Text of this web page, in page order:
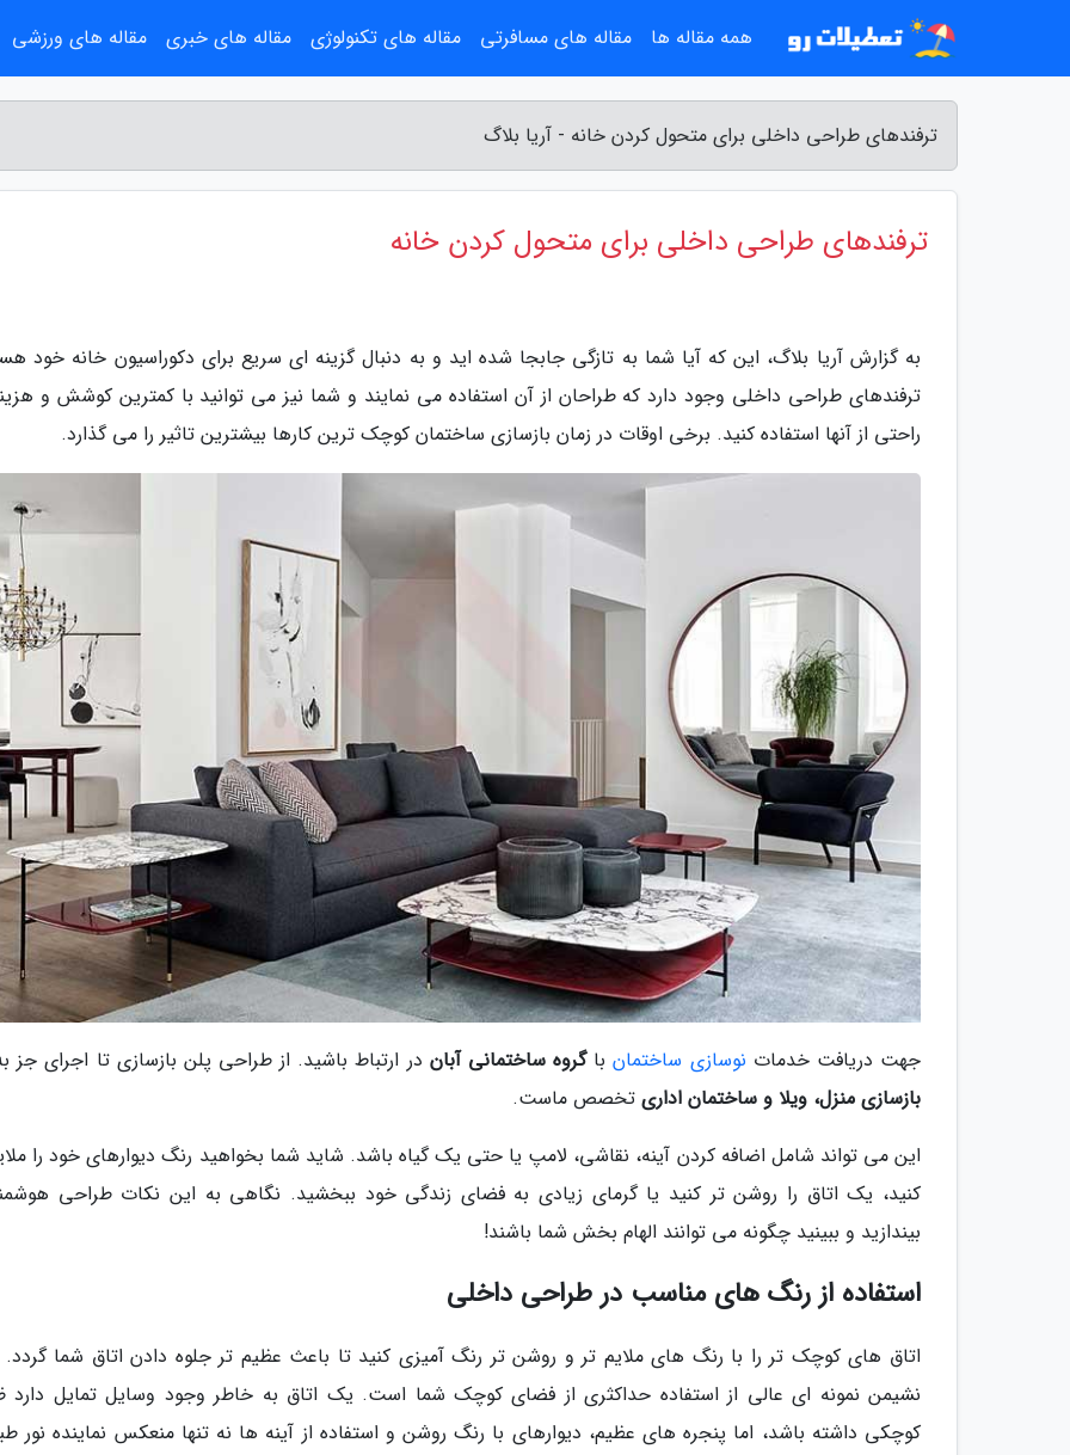
ترفندهای طراحی داخلی برای متحول کردن خانه - آریا بلاگ
ترفندهای طراحی داخلی برای متحول کردن خانه
به گزارش آریا بلاگ، این که آیا شما به تازگی جابجا شده اید و به دنبال گزینه ای سریع برای دکوراسیون خانه خود
ترفندهای طراحی داخلی وجود دارد که طراحان از آن استفاده می نمایند و شما نیز می توانید با کمترین کوشش و
راحتی از آنها استفاده کنید. برخی اوقات در زمان بازسازی ساختمان کوچک ترین کارها بیشترین تاثیر را می گذارد.
جهت دریافت خدمات نوسازی ساختمانباگروه ساختمانی آبان در ارتباط باشید. از طراحی پلن بازسازی تا اجرای جز
بازسازی منزل، ویلا و ساختمان اداری تخصص ماست.
این می تواند شامل اضافه کردن آینه، نقاشی، لامپ یا حتی یک گیاه باشد. شاید شما بخواهید رنگ دیوارهای خود را
کنید، یک اتاق را روشن تر کنید یا گرمای زیادی به فضای زندگی خود ببخشید. نگاهی به این نکات طراحی
بیندازید و ببینید چگونه می توانند الهام بخش شما باشند!
استفاده از رنگ های مناسب در طراحی داخلی
اتاق های کوچک تر را با رنگ های ملایم تر و روشن تر رنگ آمیزی کنید تا باعث عظیم تر جلوه دادن اتاق شما گردد.
نشیمن نمونه ای عالی از استفاده حداکثری از فضای کوچک شما است. یک اتاق به خاطر وجود وسایل تمایل دارد
کوچکی داشته باشد، اما پنجره های عظیم، دیوارهای با رنگ روشن و استفاده از آینه ها نه تنها منعکس نماینده نور
همه مقاله ها مقاله های مسافرتی مقاله های تکنولوژی مقاله های خبری مقاله های ورزشی